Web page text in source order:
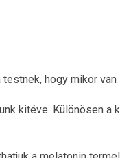
hogy mikor
kitéve. Különösen